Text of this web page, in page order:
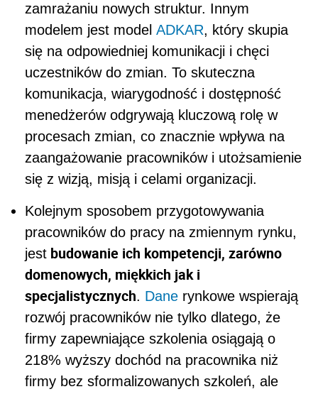
zamrażaniu nowych struktur. Innym
modelem jest model ADKAR, który skupia
się na odpowiedniej komunikacji i chęci
uczestników do zmian. To skuteczna
komunikacja, wiarygodność i dostępność
menedżerów odgrywają kluczową rolę w
procesach zmian, co znacznie wpływa na
zaangażowanie pracowników i utożsamienie
się z wizją, misją i celami organizacji.
Kolejnym sposobem przygotowywania
pracowników do pracy na zmiennym rynku,
jest budowanie ich kompetencji, zarówno
domenowych, miękkich jak i
specjalistycznych. Dane rynkowe wspierają
rozwój pracowników nie tylko dlatego, że
firmy zapewniające szkolenia osiągają o
218% wyższy dochód na pracownika niż
firmy bez sformalizowanych szkoleń, ale